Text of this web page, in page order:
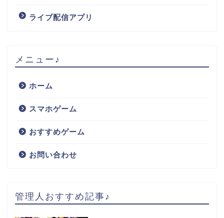
ライブ配信アプリ
メニュー♪
ホーム
スマホゲーム
おすすめゲーム
お問い合わせ
管理人おすすめ記事♪